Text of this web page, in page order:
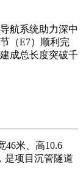
航系统助力深中
（E7）顺利完
成总长度突破千
46米、高10.6
是项目沉管隧道